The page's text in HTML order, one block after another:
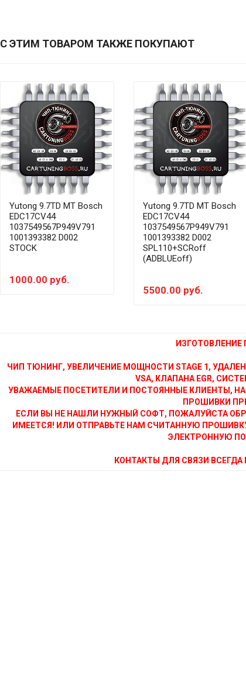
С ЭТИМ ТОВАРОМ ТАКЖЕ ПОКУПАЮТ
Yutong 9.7TD MT Bosch
EDC17CV44
1037549567P949V791
1001393382 D002
STOCK
1000.00 руб.
Yutong 9.7TD MT Bosch
EDC17CV44
1037549567P949V791
1001393382 D002
SPL110+SCRoff
(ADBLUEoff)
5500.00 руб.
ИЗГОТОВЛЕНИЕ
ЧИП ТЮНИНГ, УВЕЛИЧЕНИЕ МОЩНОСТИ STAGE 1,
VSA, КЛАПАНА EGR,
УВАЖАЕМЫЕ ПОСЕТИТЕЛИ И ПОСТОЯННЫЕ КЛИЕНТЫ,
ПРОШИВКИ
ЕСЛИ ВЫ НЕ НАШЛИ НУЖНЫЙ СОФТ, ПОЖАЛУЙСТА
ИМЕЕТСЯ! ИЛИ ОТПРАВЬТЕ НАМ СЧИТАННУЮ
ЭЛЕКТРОННУЮ
КОНТАКТЫ ДЛЯ СВЯЗИ ВСЕГДА